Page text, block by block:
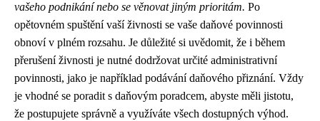
vašeho podnikání nebo se věnovat jiným prioritám. Po
opětovném spuštění vaší živnosti se vaše daňové povinnosti
obnoví v plném rozsahu. Je důležité si uvědomit, že i během
přerušení živnosti je nutné dodržovat určité administrativní
povinnosti, jako je například podávání daňového přiznání. Vždy
je vhodné se poradit s daňovým poradcem, abyste měli jistotu,
že postupujete správně a využíváte všech dostupných výhod.